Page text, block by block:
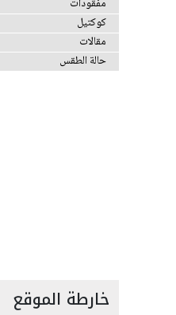
مفقودات
كوكتيل
مقالات
حالة الطقس
خارطة الموقع